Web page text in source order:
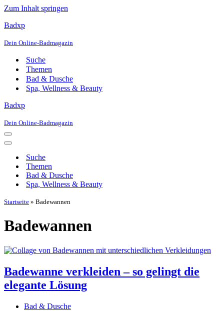
Zum Inhalt springen
Badxp
Dein Online-Badmagazin
Suche
Themen
Bad & Dusche
Spa, Wellness & Beauty
Badxp
Dein Online-Badmagazin
Navigationsmenü
Navigationsmenü
Suche
Themen
Bad & Dusche
Spa, Wellness & Beauty
Startseite » Badewannen
Badewannen
Badewanne verkleiden – so gelingt die
elegante Lösung
Bad & Dusche